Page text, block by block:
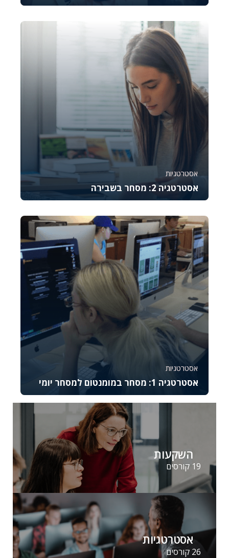
מסביר כיצד לתמחר אותן, לנהל סיכונים ולבצע נית...
6
787
אסטרטגיות
אסטרטגיה 2: מסחר בשבירה
מסביר כיצד לתמחר אותן, לנהל סיכונים ולבצע נית...
8
745
אסטרטגיות
אסטרטגיה 1: מסחר במומנטום למסחר יומי
ומתאים לסוחרים יומיים מתקדמים המעוניינים לנצל
37048
השקעות
19 קורסים
אסטרטגיות
26 קורסים